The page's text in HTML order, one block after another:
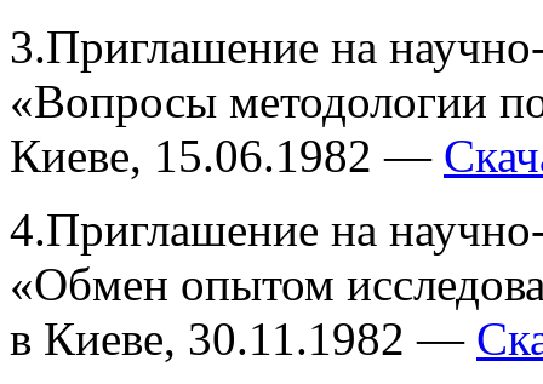
3.Приглашение на
«Вопросы методологии
Киеве, 15.06.1982 —
4.Приглашение на
«Обмен опытом
в Киеве, 30.11.1982 —